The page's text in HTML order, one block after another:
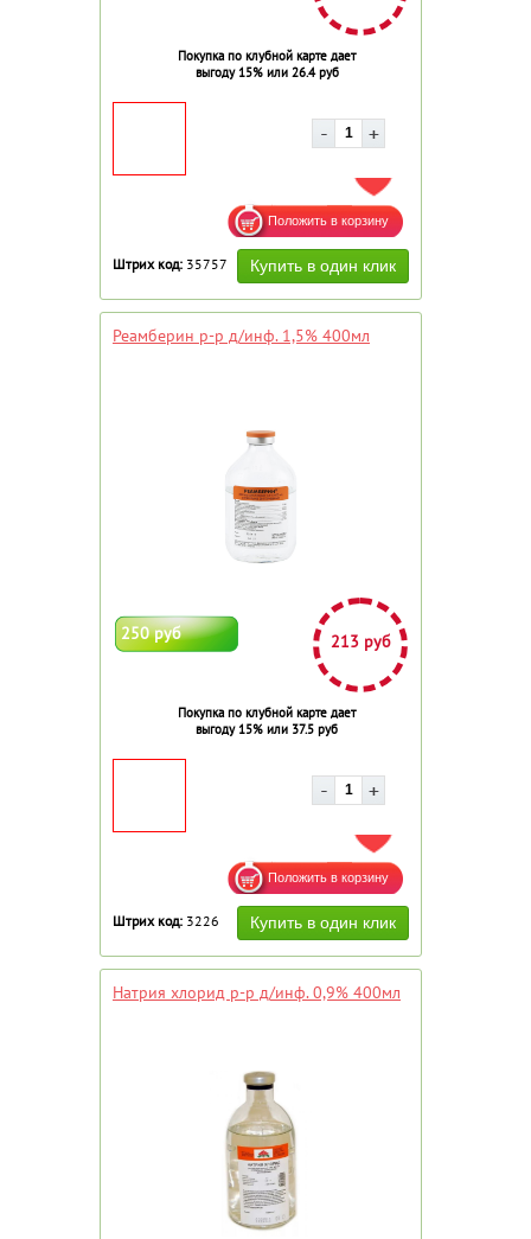
Покупка по клубной карте дает
выгоду 15% или 26.4 руб
ДОБАВИТЬ В ИЗБРАННОЕ
Штрих код: 35757
Реамберин р-р д/инф. 1,5% 400мл
250 руб 213 руб
Покупка по клубной карте дает
выгоду 15% или 37.5 руб
ДОБАВИТЬ В ИЗБРАННОЕ
Штрих код: 3226
Натрия хлорид р-р д/инф. 0,9% 400мл